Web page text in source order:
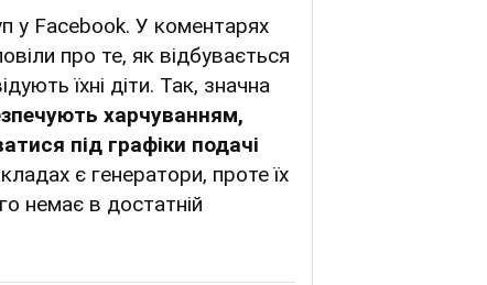
у Facebook. У коментарях
про те, як відбувається
їхні діти. Так, значна
харчуванням,
під графіки подачі
є генератори, проте їх
немає в достатній